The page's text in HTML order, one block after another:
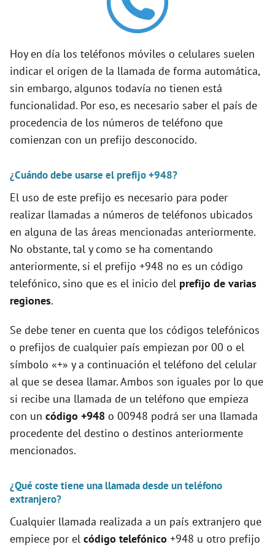
V
i
d
e
Hoy en día los teléfonos móviles o celulares suelen
indicar el origen de la llamada de forma automática,
sin embargo, algunos todavía no tienen está
funcionalidad. Por eso, es necesario saber el país de
procedencia de los números de teléfono que
comienzan con un prefijo desconocido.
¿Cuándo debe usarse el prefijo +948?
El uso de este prefijo es necesario para poder
realizar llamadas a números de teléfonos ubicados
en alguna de las áreas mencionadas anteriormente.
No obstante, tal y como se ha comentando
anteriormente, si el prefijo +948 no es un código
telefónico, sino que es el inicio del prefijo de varias
regiones.
Se debe tener en cuenta que los códigos telefónicos
o prefijos de cualquier país empiezan por 00 o el
símbolo «+» y a continuación el teléfono del celular
al que se desea llamar. Ambos son iguales por lo que
si recibe una llamada de un teléfono que empieza
con un código +948 o 00948 podrá ser una llamada
procedente del destino o destinos anteriormente
mencionados.
¿Qué coste tiene una llamada desde un teléfono
extranjero?
Cualquier llamada realizada a un país extranjero que
empiece por el código telefónico +948 u otro prefijo